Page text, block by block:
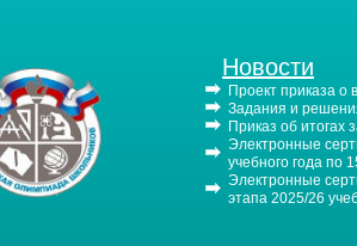
Новости
Проект приказа о
Задания и
Приказ об итогах
Электронные
учебного года по
Электронные
этапа 2025/26